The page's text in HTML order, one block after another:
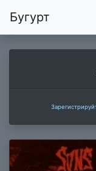
Бугурт